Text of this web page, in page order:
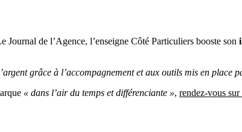
Journal de l’Agence, l’enseigne Côté Particuliers booste son
grâce à l’accompagnement et aux outils mis en place
« dans l’air du temps et différenciante », rendez-vous